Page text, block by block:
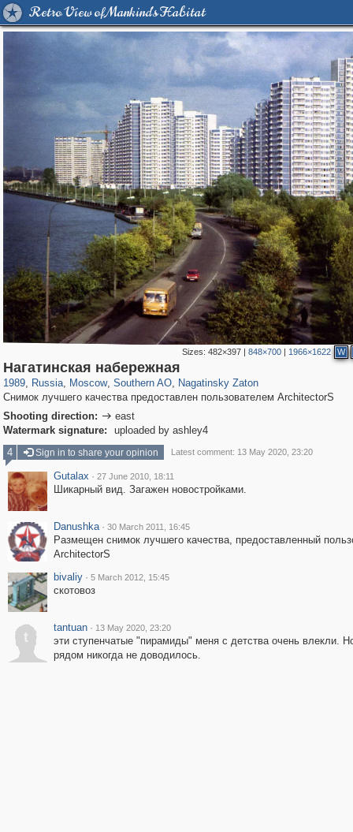
Retro View of Mankind's Habitat
Sizes:482×397 |848×700 | 1966×1622 W
Нагатинская набережная
1989, Russia
1,406,840 29,243
, Moscow
319,864 8,286
, Southern AO
21,648 390
, Nagatinsky Zaton
3,132
Снимок лучшего качества предоставлен пользователем ArchitectorS
Shooting direction:  east
Watermark signature:
uploaded by ashley4
4
Sign in to share your opinion Latest comment: 13 May 2020, 23:20
Gutalax · 27 June 2010, 18:11
Шикарный вид. Загажен новостройками.
Danushka · 30 March 2011, 16:45
Размещен снимок лучшего качества, предоставленный
ArchitectorS
bivaliy · 5 March 2012, 15:45
скотовоз
t
tantuan · 13 May 2020, 23:20
эти ступенчатые "пирамиды" меня с детства очень влекли.
рядом никогда не доводилось.